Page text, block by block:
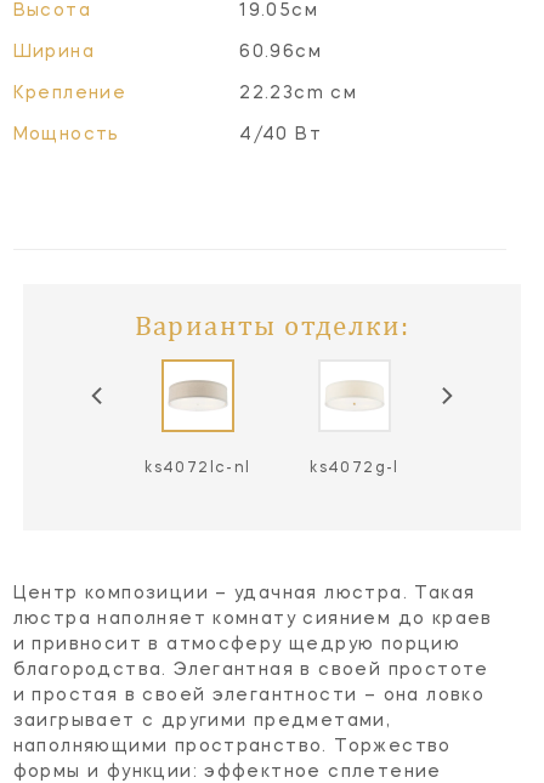
Высота 19.05см
Ширина 60.96см
Крепление 22.23cm см
Мощность 4/40 Вт
Варианты отделки:
ks4072lc-nl ks4072g-l
Центр композиции – удачная люстра. Такая
люстра наполняет комнату сиянием до краев
и привносит в атмосферу щедрую порцию
благородства. Элегантная в своей простоте
и простая в своей элегантности – она ловко
заигрывает с другими предметами,
наполняющими пространство. Торжество
формы и функции: эффектное сплетение